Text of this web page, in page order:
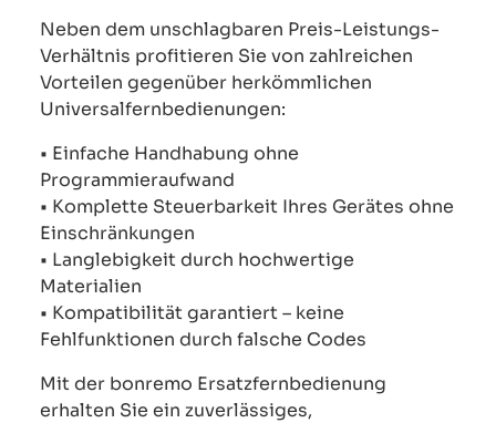
Neben dem unschlagbaren Preis-Leistungs-
Verhältnis profitieren Sie von zahlreichen
Vorteilen gegenüber herkömmlichen
Universalfernbedienungen:
• Einfache Handhabung ohne
Programmieraufwand
• Komplette Steuerbarkeit Ihres Gerätes ohne
Einschränkungen
• Langlebigkeit durch hochwertige
Materialien
• Kompatibilität garantiert – keine
Fehlfunktionen durch falsche Codes
Mit der bonremo Ersatzfernbedienung
erhalten Sie ein zuverlässiges,